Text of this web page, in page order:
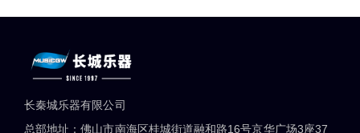
长秦城乐器有限公司
总部地址：佛山市南海区桂城街道融和路16号京华广场3座37